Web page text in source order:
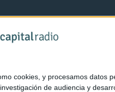
cookies, y procesamos datos
de audiencia y